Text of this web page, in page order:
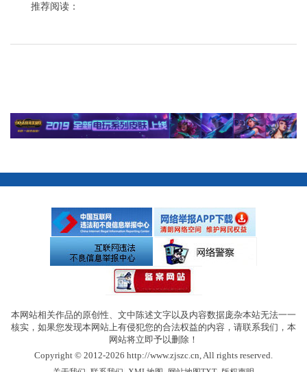
推荐阅读：
本网站相关作品的原创性、文中陈述文字以及内容数据庞杂本站无法一一
核实，如果您发现本网站上有侵犯您的合法权益的内容，请联系我们，本
网站将立即予以删除！
Copyright © 2012-2026 http://www.zjszc.cn, All rights reserved.